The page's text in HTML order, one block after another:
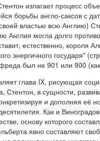
излагает процесс
борьбы англо-саксов с
властью всю Англию)
Англия могла долго
естественно, короля
энергичного государя"
был не 901 или 900
глава IX, рисующая
в сущности,
и дополняя
Как и
основу которого
явно составляют